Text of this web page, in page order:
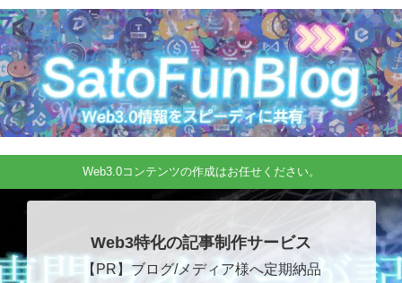
Web3.0コンテンツの作成はお任せください。
Web3特化の記事制作サービス
【PR】ブログ/メディア様へ定期納品